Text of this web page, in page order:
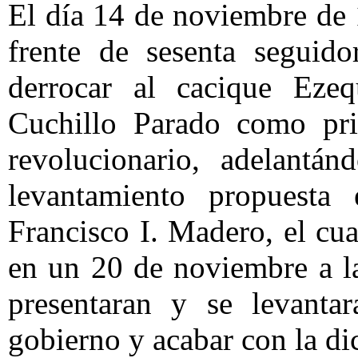
El día 14 de noviembre
frente de sesenta
derrocar al cacique
Cuchillo Parado como
revolucionario,
levantamiento
Francisco I. Madero, el
en un 20 de noviembre a
presentaran y se
gobierno y acabar con la